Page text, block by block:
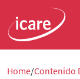
Home Contenido